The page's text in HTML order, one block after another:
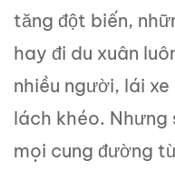
tăng đột biến,
hay đi du xuân
nhiều người, lái
lách khéo. Nhưng
mọi cung đường